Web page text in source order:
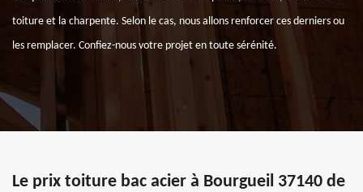
toiture et la charpente. Selon le cas, nous allons renforcer ces derniers ou
les remplacer. Confiez-nous votre projet en toute sérénité.
Le prix toiture bac acier à Bourgueil 37140 de